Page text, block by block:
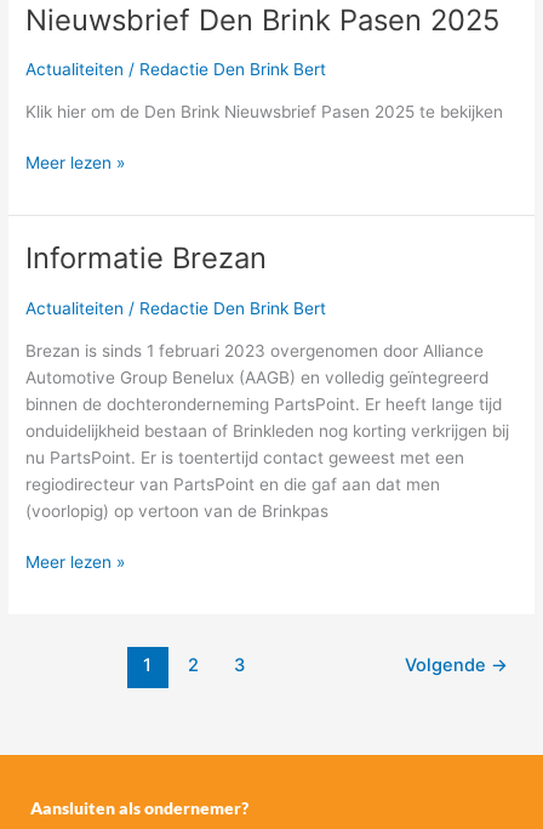
Nieuwsbrief Den Brink Pasen 2025
Actualiteiten / Redactie Den Brink Bert
Klik hier om de Den Brink Nieuwsbrief Pasen 2025 te bekijken
Nieuwsbrief
Brink
2025
Meer lezen »
Informatie Brezan
Actualiteiten / Redactie Den Brink Bert
Brezan is sinds 1 februari 2023 overgenomen door Alliance
Automotive Group Benelux (AAGB) en volledig geïntegreerd
binnen de dochteronderneming PartsPoint. Er heeft lange tijd
onduidelijkheid bestaan of Brinkleden nog korting verkrijgen bij
nu PartsPoint. Er is toentertijd contact geweest met een
regiodirecteur van PartsPoint en die gaf aan dat men
(voorlopig) op vertoon van de Brinkpas
Informatie
Meer lezen »
1 2 3 Volgende →
Aansluiten als ondernemer?